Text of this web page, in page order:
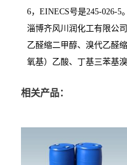
6，EINECS号是245-026-5。
淄博齐风川润化工有限公
乙醛缩二甲醇、溴代乙醛
氧基）乙酸、丁基三苯基
相关产品：